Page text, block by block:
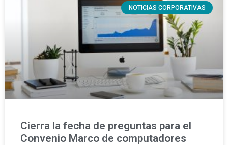
NOTICIAS CORPORATIVAS
Cierra la fecha de preguntas para el
Convenio Marco de computadores